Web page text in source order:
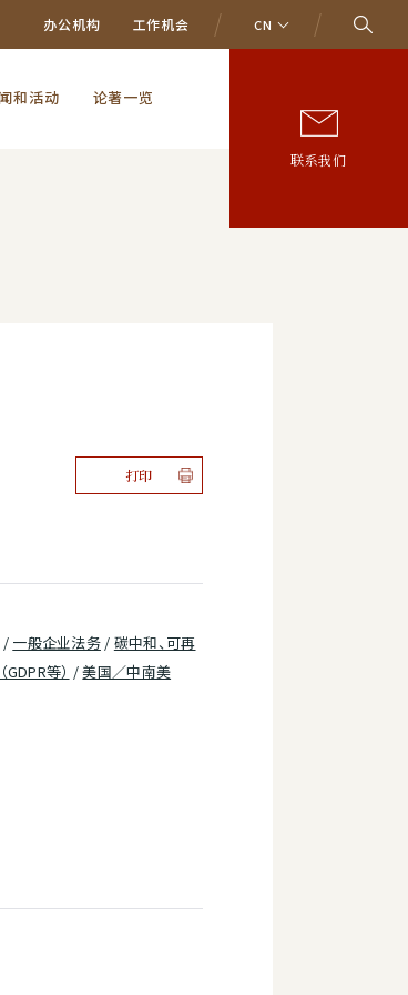
办公机构 工作机会 CN
和活动 论著一览
联系我们
打印
/ 一般企业法务/ 碳中和、可再
等） /美国／中南美